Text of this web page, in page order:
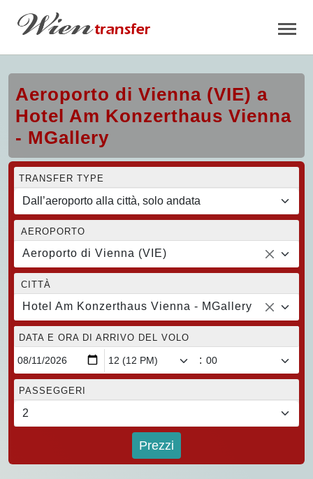
Aeroporto di Vienna (VIE) a
Hotel Am Konzerthaus Vienna
- MGallery
TRANSFER TYPE
AEROPORTO
Aeroporto di Vienna (VIE)
CITTÀ
Hotel Am Konzerthaus Vienna - MGallery
DATA E ORA DI ARRIVO DEL VOLO
:
PASSEGGERI
Prezzi